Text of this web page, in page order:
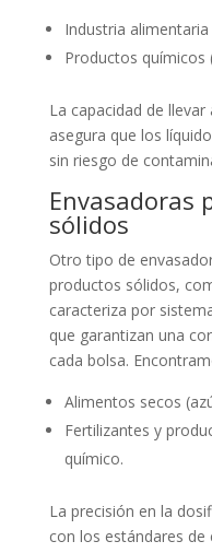
Industria
Productos químicos
La capacidad de
asegura que los
sin riesgo de
Envasadoras
sólidos
Otro tipo de
productos sólidos,
caracteriza por
que garantizan una
cada bolsa.
Alimentos secos
Fertilizantes y
químico.
La precisión en la
con los estándares de